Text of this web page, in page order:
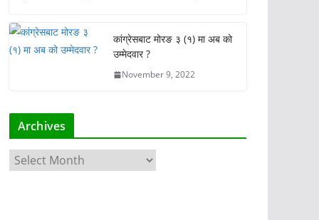
कांग्रेसबाट मोरङ ३ (१) मा अब को
उम्मेदवार ?
November 9, 2022
Archives
r